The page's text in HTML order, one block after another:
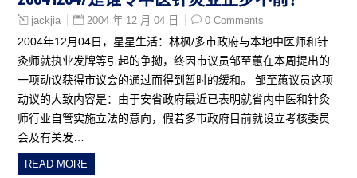
jackjia 2004 年 12 月 04 日 0 Comments
2004年12月04日，星星生活：林枫/多市政府与本地中医师和针
灸师就执业发牌等引起的争拗，终因市议员邹至蕙在本周提出的
一项动议获得市议会的通过而得到暂时的缓和。 邹至蕙议员这项
动议的大致内容是：由于安省政府最近已表明就省内中医和针灸
师行业自管实施立法的意向，假若多市政府目前就设立考核委员
会及有关发…
READ MORE